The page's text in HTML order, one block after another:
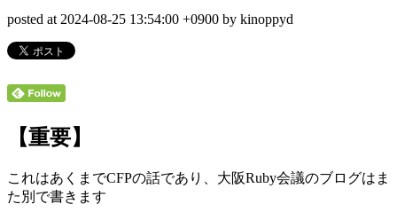
posted at 2024-08-25 13:54:00 +0900 by kinoppyd
【重要】
これはあくまでCFPの話であり、大阪Ruby会議のブログはま
た別で書きます